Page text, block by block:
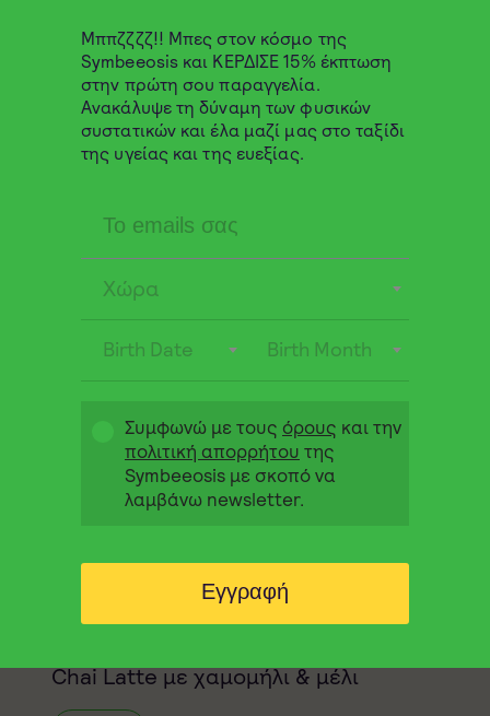
Συνταγές Πα 19 Μαΐου 2023
Chai Latte με χαμομήλι & μέλι
Μππζζζζ!! Μπες στον κόσμο της
Symbeeosis και ΚΕΡΔΙΣΕ 15% έκπτωση
στην πρώτη σου παραγγελία.
Ανακάλυψε τη δύναμη των φυσικών
συστατικών και έλα μαζί μας στο ταξίδι
της υγείας και της ευεξίας.
Χώρα
Birth Date Birth Month
Συμφωνώ με τους όρους και την
πολιτική απορρήτου της
Symbeeosis με σκοπό να
λαμβάνω newsletter.
Εγγραφή